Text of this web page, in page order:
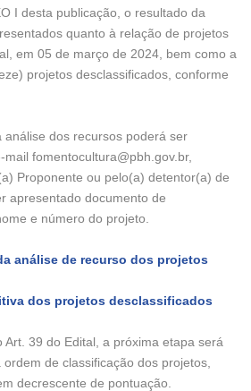
I desta publicação, o resultado da
quanto à relação de projetos
em 05 de março de 2024, bem como a
projetos desclassificados, conforme
análise dos recursos poderá ser
fomentocultura@pbh.gov.br,
Proponente ou pelo(a) detentor(a) de
apresentado documento de
e número do projeto.
análise de recurso dos projetos
dos projetos desclassificados
Art. 39 do Edital, a próxima etapa será
de classificação dos projetos,
decrescente de pontuação.